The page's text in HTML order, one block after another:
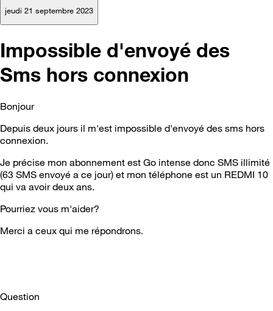
jeudi 21 septembre 2023
Impossible d'envoyé des
Sms hors connexion
Bonjour
Depuis deux jours il m'est impossible d'envoyé des sms hors
connexion.
Je précise mon abonnement est Go intense donc SMS illimité
(63 SMS envoyé a ce jour) et mon téléphone est un REDMI 10
qui va avoir deux ans.
Pourriez vous m'aider?
Merci a ceux qui me répondrons.
Question